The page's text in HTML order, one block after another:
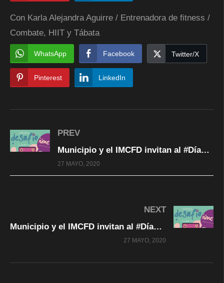
Con Karla Alejandra Aguirre / Entrenadora de fitness /
Combate, HIIT y Tábata
WhatsApp Facebook Twitter/X
Pinterest LinkedIn
PREV
Municipio y el IMCFD invitan al #DíadelDesafioMX20. (Primera clase de #Yoga) Transmisión en VIVO
27 MAYO, 2020
NEXT
Municipio y el IMCFD invitan al #DíadelDesafioMX20. (Tercera clase Antonio Cano / Entrenamiento funcional) Transmisión en VIVO
27 MAYO, 2020